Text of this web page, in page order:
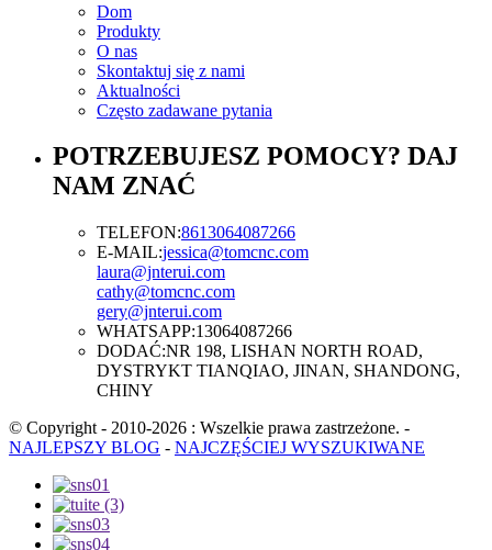
Dom
Produkty
O nas
Skontaktuj się z nami
Aktualności
Często zadawane pytania
POTRZEBUJESZ POMOCY? DAJ
NAM ZNAĆ
TELEFON:8613064087266
E-MAIL:jessica@tomcnc.com
laura@jnterui.com
cathy@tomcnc.com
gery@jnterui.com
WHATSAPP:13064087266
DODAĆ:NR 198, LISHAN NORTH ROAD,
DYSTRYKT TIANQIAO, JINAN, SHANDONG,
CHINY
© Copyright - 2010-2026 : Wszelkie prawa zastrzeżone. -
NAJLEPSZY BLOG - NAJCZĘŚCIEJ WYSZUKIWANE